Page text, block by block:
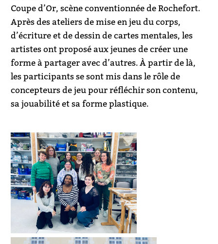
Coupe d’Or, scène conventionnée de Rochefort.
Après des ateliers de mise en jeu du corps,
d’écriture et de dessin de cartes mentales, les
artistes ont proposé aux jeunes de créer une
forme à partager avec d’autres. À partir de là,
les participants se sont mis dans le rôle de
concepteurs de jeu pour réfléchir son contenu,
sa jouabilité et sa forme plastique.